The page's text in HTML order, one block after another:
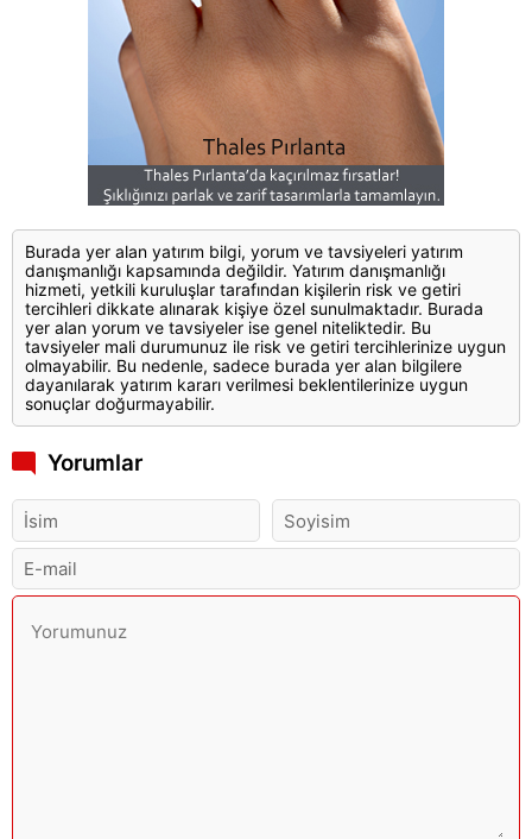
Burada yer alan yatırım bilgi, yorum ve tavsiyeleri yatırım
danışmanlığı kapsamında değildir. Yatırım danışmanlığı
hizmeti, yetkili kuruluşlar tarafından kişilerin risk ve getiri
tercihleri dikkate alınarak kişiye özel sunulmaktadır. Burada
yer alan yorum ve tavsiyeler ise genel niteliktedir. Bu
tavsiyeler mali durumunuz ile risk ve getiri tercihlerinize uygun
olmayabilir. Bu nedenle, sadece burada yer alan bilgilere
dayanılarak yatırım kararı verilmesi beklentilerinize uygun
sonuçlar doğurmayabilir.
Yorumlar